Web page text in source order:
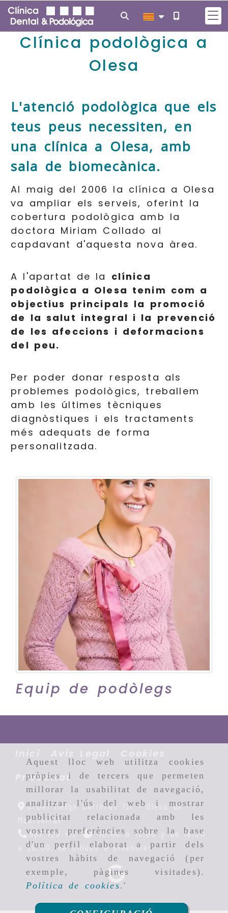
Aquest lloc web utilitza cookies
pròpies i de tercers que permeten
millorar la usabilitat de navegació,
analitzar l'ús del web i mostrar
publicitat relacionada amb les
vostres preferències sobre la base
d'un perfil elaborat a partir dels
vostres hàbits de navegació (per
exemple, pàgines visitades).
Política de cookies.'
Clínica podològica a
Olesa
L'atenció podològica que els
teus peus necessiten, en
una clínica a Olesa, amb
sala de biomecànica.
Al maig del 2006 la clínica a Olesa
va ampliar els serveis, oferint la
cobertura podològica amb la
doctora Miriam Collado al
capdavant d'aquesta nova àrea.
A l'apartat de la clínica
podològica a Olesa tenim com a
objectius principals la promoció
de la salut integral i la prevenció
de les afeccions i deformacions
del peu.
Per poder donar resposta als
problemes podològics, treballem
amb les últimes tècniques
diagnòstiques i els tractaments
més adequats de forma
personalitzada.
Equip de podòlegs
Privacitat
C/Del Metge Carreras 121 -
Olesa de
Montserrat
937 729 472
10:00 a 13:00 y de 16:00
a 20:00, de dilluns a divendres